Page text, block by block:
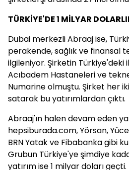
TÜRKİYE'DE 1 MİLYAR
Dubai merkezli Abraaj ise,
perakende, sağlık ve finansal
ilgileniyor. Şirketin Türkiye'deki
Acıbadem Hastaneleri ve
Numarine olmuştu. Şirket her
satarak bu yatırımlardan çıktı.
Abraaj'ın halen devam eden
hepsiburada.com, Yörsan,
BRN Yatak ve Fibabanka gibi
Grubun Türkiye'ye şimdiye
yatırım ise 1 milyar doları geçti.